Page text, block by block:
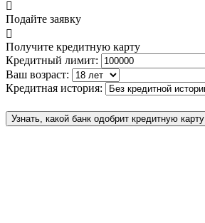
Подайте заявку
Получите кредитную карту
Кредитный лимит:
Ваш возраст:
Кредитная история:
Узнать, какой банк одобрит кредитную карту